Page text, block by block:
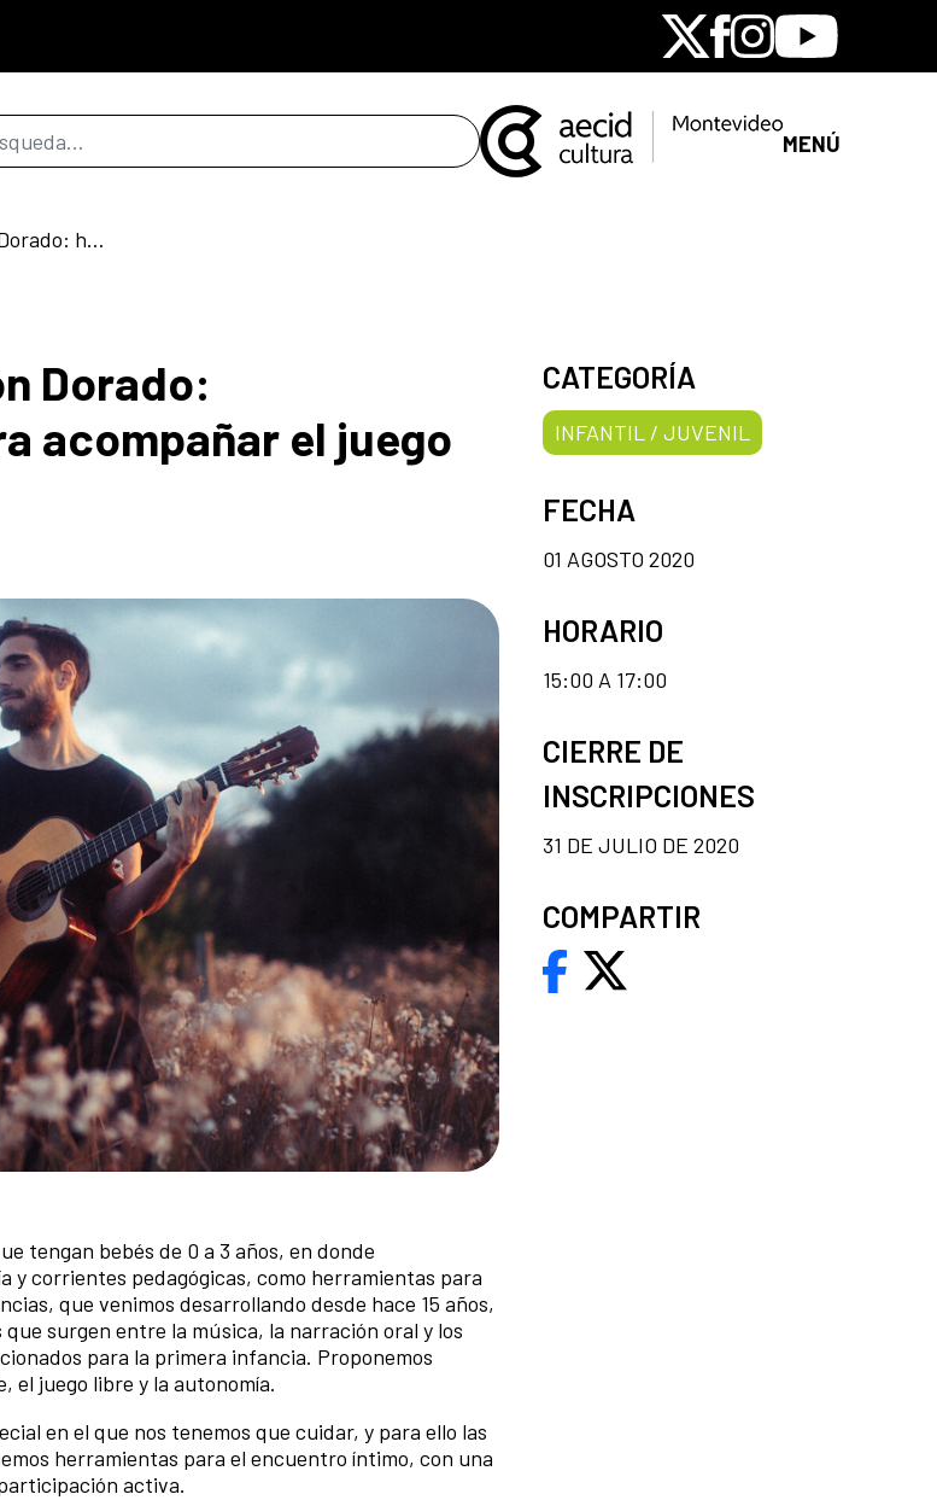
X Facebook
Instagram
Youtube
búsqueda MENÚ
Cantos y Cuentos del Dragón Dorado: herramientas amorosas para acompañar el juego del bebé
Dorado:
acompañar el juego
tengan bebés de 0 a 3 años, en donde
y corrientes pedagógicas, como herramientas para
que venimos desarrollando desde hace 15 años,
surgen entre la música, la narración oral y los
para la primera infancia. Proponemos
el juego libre y la autonomía.
en el que nos tenemos que cuidar, y para ello las
herramientas para el encuentro íntimo, con una
activa.
CATEGORÍA
INFANTIL / JUVENIL
FECHA
01 AGOSTO 2020
HORARIO
15:00 A 17:00
CIERRE DE
INSCRIPCIONES
31 DE JULIO DE 2020
COMPARTIR